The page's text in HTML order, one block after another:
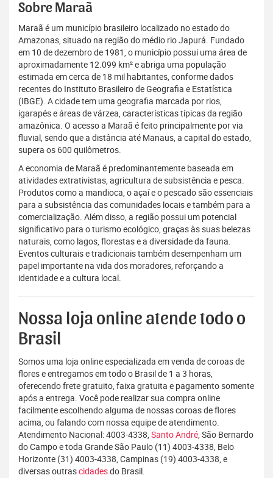
Sobre Maraã
Maraã é um município brasileiro localizado no estado do
Amazonas, situado na região do médio rio Japurá. Fundado
em 10 de dezembro de 1981, o município possui uma área de
aproximadamente 12.099 km² e abriga uma população
estimada em cerca de 18 mil habitantes, conforme dados
recentes do Instituto Brasileiro de Geografia e Estatística
(IBGE). A cidade tem uma geografia marcada por rios,
igarapés e áreas de várzea, características típicas da região
amazônica. O acesso a Maraã é feito principalmente por via
fluvial, sendo que a distância até Manaus, a capital do estado,
supera os 600 quilômetros.
A economia de Maraã é predominantemente baseada em
atividades extrativistas, agricultura de subsistência e pesca.
Produtos como a mandioca, o açaí e o pescado são essenciais
para a subsistência das comunidades locais e também para a
comercialização. Além disso, a região possui um potencial
significativo para o turismo ecológico, graças às suas belezas
naturais, como lagos, florestas e a diversidade da fauna.
Eventos culturais e tradicionais também desempenham um
papel importante na vida dos moradores, reforçando a
identidade e a cultura local.
Nossa loja online atende todo o
Brasil
Somos uma loja online especializada em venda de coroas de
flores e entregamos em todo o Brasil de 1 a 3 horas,
oferecendo frete gratuito, faixa gratuita e pagamento somente
após a entrega. Você pode realizar sua compra online
facilmente escolhendo alguma de nossas coroas de flores
acima, ou falando com nossa equipe de atendimento.
Atendimento Nacional: 4003-4338, Santo André, São Bernardo
do Campo e toda Grande São Paulo (11) 4003-4338, Belo
Horizonte (31) 4003-4338, Campinas (19) 4003-4338, e
diversas outrascidadesdo Brasil.